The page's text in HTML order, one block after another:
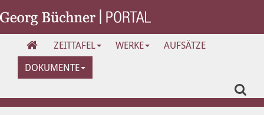
ZEITTAFEL WERKE
AUFSÄTZE
DOKUMENTE